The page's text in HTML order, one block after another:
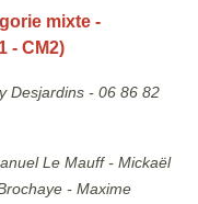
mixte -
- CM2)
Desjardins - 06 86 82
Le Mauff - Mickaël
- Maxime